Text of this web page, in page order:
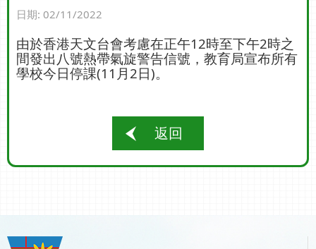
日期: 02/11/2022
由於香港天文台會考慮在正午12時至下午2時之
間發出八號熱帶氣旋警告信號，教育局宣布所有
學校今日停課(11月2日)。
返回